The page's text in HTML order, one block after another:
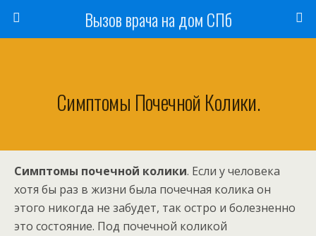
Вызов врача на дом СПб
Симптомы Почечной Колики.
Симптомы почечной колики. Если у человека
хотя бы раз в жизни была почечная колика он
этого никогда не забудет, так остро и болезненно
это состояние. Под почечной коликой